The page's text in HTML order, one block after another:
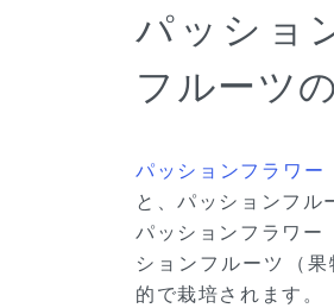
パッショ
フルーツ
パッションフラワ
と、パッションフル
パッションフラワー
ションフルーツ（
的で栽培されます。